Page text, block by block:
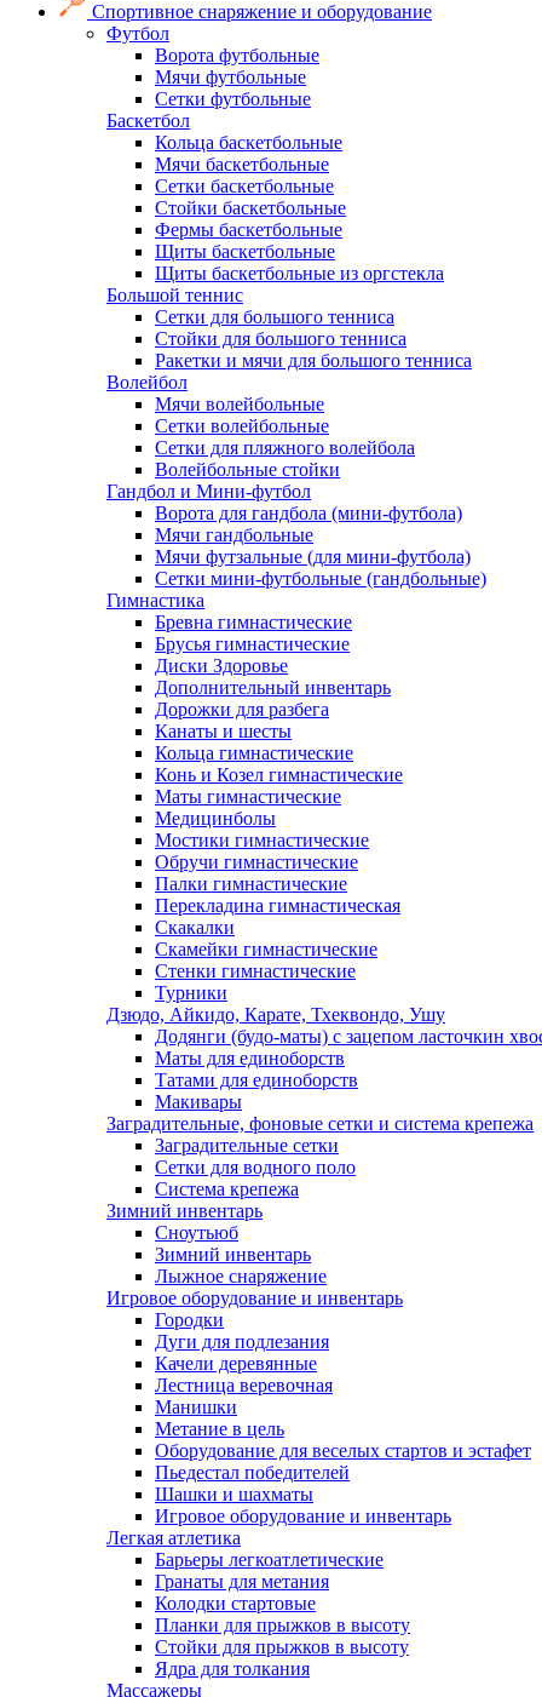
Спортивное снаряжение и оборудование
Футбол
Ворота футбольные
Мячи футбольные
Сетки футбольные
Баскетбол
Кольца баскетбольные
Мячи баскетбольные
Сетки баскетбольные
Стойки баскетбольные
Фермы баскетбольные
Щиты баскетбольные
Щиты баскетбольные из оргстекла
Большой теннис
Сетки для большого тенниса
Стойки для большого тенниса
Ракетки и мячи для большого тенниса
Волейбол
Мячи волейбольные
Сетки волейбольные
Сетки для пляжного волейбола
Волейбольные стойки
Гандбол и Мини-футбол
Ворота для гандбола (мини-футбола)
Мячи гандбольные
Мячи футзальные (для мини-футбола)
Сетки мини-футбольные (гандбольные)
Гимнастика
Бревна гимнастические
Брусья гимнастические
Диски Здоровье
Дополнительный инвентарь
Дорожки для разбега
Канаты и шесты
Кольца гимнастические
Конь и Козел гимнастические
Маты гимнастические
Медицинболы
Мостики гимнастические
Обручи гимнастические
Палки гимнастические
Перекладина гимнастическая
Скакалки
Скамейки гимнастические
Стенки гимнастические
Турники
Дзюдо, Айкидо, Карате, Тхеквондо, Ушу
Додянги (будо-маты) с зацепом ласточкин
Маты для единоборств
Татами для единоборств
Макивары
Заградительные, фоновые сетки и система крепежа
Заградительные сетки
Сетки для водного поло
Система крепежа
Зимний инвентарь
Сноутьюб
Зимний инвентарь
Лыжное снаряжение
Игровое оборудование и инвентарь
Городки
Дуги для подлезания
Качели деревянные
Лестница веревочная
Манишки
Метание в цель
Оборудование для веселых стартов и эстафет
Пьедестал победителей
Шашки и шахматы
Игровое оборудование и инвентарь
Легкая атлетика
Барьеры легкоатлетические
Гранаты для метания
Колодки стартовые
Планки для прыжков в высоту
Стойки для прыжков в высоту
Ядра для толкания
Массажеры